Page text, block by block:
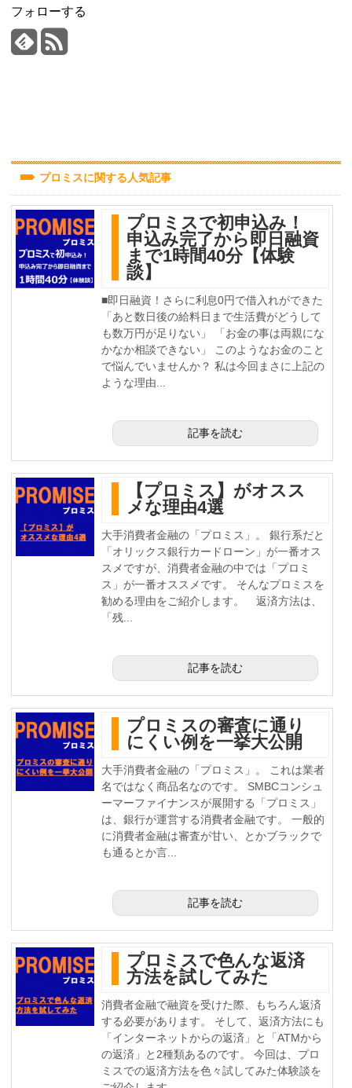
フォローする
プロミスに関する人気記事
プロミスで初申込み！
申込み完了から即日融資
まで1時間40分【体験
談】
■即日融資！さらに利息0円で借入れができた
「あと数日後の給料日まで生活費がどうして
も数万円が足りない」 「お金の事は両親にな
かなか相談できない」 このようなお金のこと
で悩んでいませんか？ 私は今回まさに上記の
ような理由...
記事を読む
【プロミス】がオスス
メな理由4選
大手消費者金融の「プロミス」。 銀行系だと
「オリックス銀行カードローン」が一番オス
スメですが、消費者金融の中では「プロミ
ス」が一番オススメです。 そんなプロミスを
勧める理由をご紹介します。 返済方法は、
「残...
記事を読む
プロミスの審査に通り
にくい例を一挙大公開
大手消費者金融の「プロミス」。 これは業者
名ではなく商品名なのです。 SMBCコンシュ
ーマーファイナンスが展開する「プロミス」
は、銀行が運営する消費者金融です。 一般的
に消費者金融は審査が甘い、とかブラックで
も通るとか言...
記事を読む
プロミスで色んな返済
方法を試してみた
消費者金融で融資を受けた際、もちろん返済
する必要があります。 そして、返済方法にも
「インターネットからの返済」と「ATMから
の返済」と2種類あるのです。 今回は、プロ
ミスでの返済方法を色々試してみた体験談を